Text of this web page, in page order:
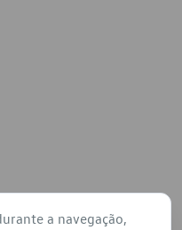
a navegação,